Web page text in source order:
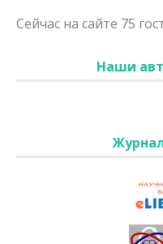
Сейчас на сайте 75
Наши